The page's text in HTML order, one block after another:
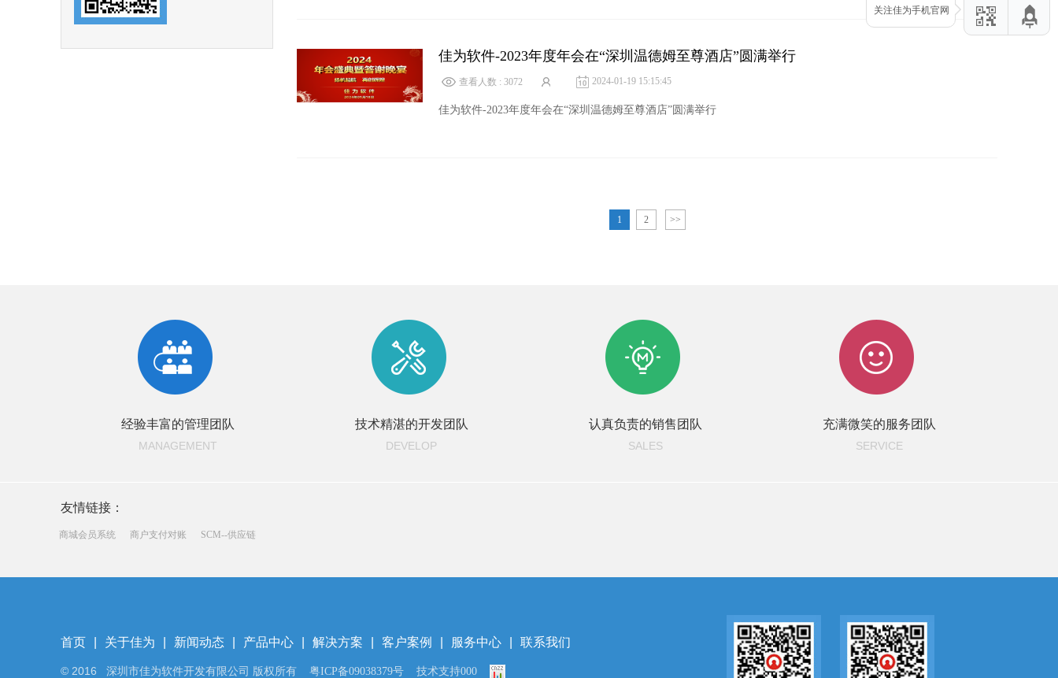
佳为软件-2023年度年会在“深圳温德姆至尊酒店”圆满举行
查看人数 : 3072 2024-01-19 15:15:45
佳为软件-2023年度年会在“深圳温德姆至尊酒店”圆满举行
1 2 >>
经验丰富的管理团队
MANAGEMENT
技术精湛的开发团队
DEVELOP
认真负责的销售团队
SALES
充满微笑的服务团队
SERVICE
友情链接：
商城会员系统 商户支付对账 SCM--供应链
首页 关于佳为 新闻动态 产品中心 解决方案 客户案例 服务中心 联系我们
© 2016 深圳市佳为软件开发有限公司 版权所有 粤ICP备09038379号 技术支持000
关注佳为手机官网